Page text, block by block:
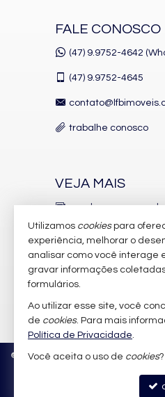
FALE CONOSCO
(47) 9.9752-4642
(47) 9.9752-4645
trabalhe conosco
VEJA MAIS
receba nosso
indicadores
cadastre seu imóvel
imóveis favoritos
mapa de imóveis
© 2026 CRECI/SC 6.388-J Política
Utilizamos cookiespara
experiência, melhorar o
analisar como você interage
gravar informações
formulários.
Ao utilizar esse site, você
de cookies. Para mais
Política de Privacidade.
Você aceita o uso de cookies?